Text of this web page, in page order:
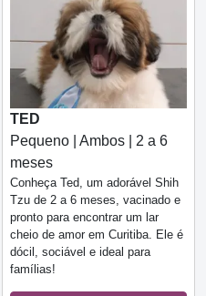
TED
Pequeno | Ambos | 2 a 6
meses
Conheça Ted, um adorável Shih
Tzu de 2 a 6 meses, vacinado e
pronto para encontrar um lar
cheio de amor em Curitiba. Ele é
dócil, sociável e ideal para
famílias!